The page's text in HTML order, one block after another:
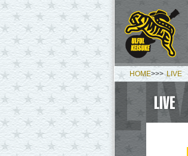
HOME>>> LIVE